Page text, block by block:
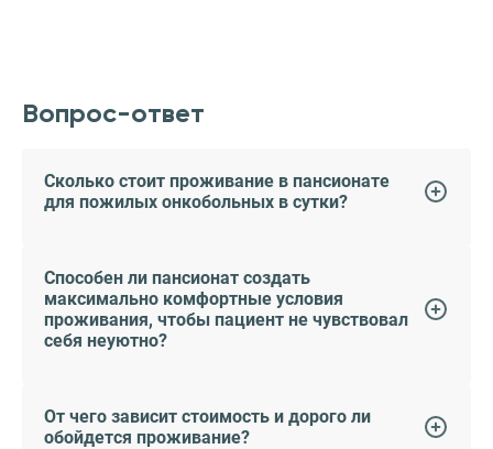
Вопрос-ответ
Сколько стоит проживание в пансионате
для пожилых онкобольных в сутки?
Способен ли пансионат создать
максимально комфортные условия
проживания, чтобы пациент не чувствовал
себя неуютно?
От чего зависит стоимость и дорого ли
обойдется проживание?